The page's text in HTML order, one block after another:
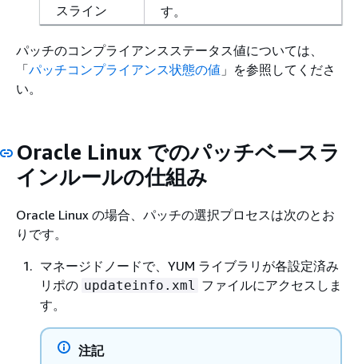
スライン
す。
パッチのコンプライアンスステータス値については、
「パッチコンプライアンス状態の値 」を参照してくださ
い。
Oracle Linux でのパッチベースラ
インルールの仕組み
Oracle Linux の場合、パッチの選択プロセスは次のとお
りです。
マネージドノードで、YUM ライブラリが各設定済み
リポの updateinfo.xml
ファイルにアクセスしま
す。
注記